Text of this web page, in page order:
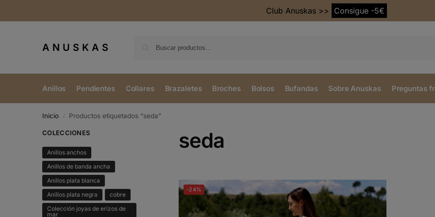
Club Anuskas >> Consigue -5€
ANUSKAS
Anillos Pendientes Collares Brazaletes Broches Bolsos Bufandas Sobre Anuskas Preguntas
Inicio / Productos etiquetados “seda”
seda
-24%
COLECCIONES
Anillos anchos
Anillos de banda ancha
Anillos plata blanca
Anillos plata negra
cobre
Colección joyas de erizos de
mar